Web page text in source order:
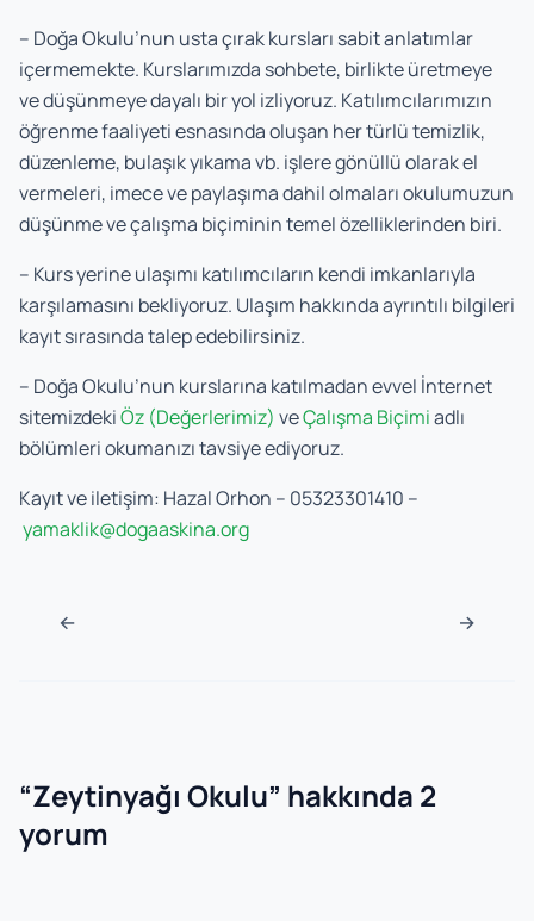
– Doğa Okulu’nun usta çırak kursları sabit anlatımlar
içermemekte. Kurslarımızda sohbete, birlikte üretmeye
ve düşünmeye dayalı bir yol izliyoruz. Katılımcılarımızın
öğrenme faaliyeti esnasında oluşan her türlü temizlik,
düzenleme, bulaşık yıkama vb. işlere gönüllü olarak el
vermeleri, imece ve paylaşıma dahil olmaları okulumuzun
düşünme ve çalışma biçiminin temel özelliklerinden biri.
– Kurs yerine ulaşımı katılımcıların kendi imkanlarıyla
karşılamasını bekliyoruz. Ulaşım hakkında ayrıntılı bilgileri
kayıt sırasında talep edebilirsiniz.
– Doğa Okulu’nun kurslarına katılmadan evvel İnternet
sitemizdekiÖz (Değerlerimiz) veÇalışma Biçimiadlı
bölümleri okumanızı tavsiye ediyoruz.
Kayıt ve iletişim: Hazal Orhon – 05323301410 –
yamaklik@dogaaskina.org
Navigasyon sonrası
← →
“Zeytinyağı Okulu” hakkında 2
yorum